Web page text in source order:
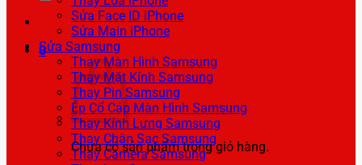
0
Chưa có sản phẩm trong giỏ hàng.
Sửa Face ID iPhone
Sửa Main iPhone
Sửa Samsung
Thay Màn Hình Samsung
Thay Mặt Kính Samsung
Thay Pin Samsung
Ép Cổ Cáp Màn Hình Samsung
Thay Kính Lưng Samsung
Thay Chân Sạc Samsung
Thay Camera Samsung